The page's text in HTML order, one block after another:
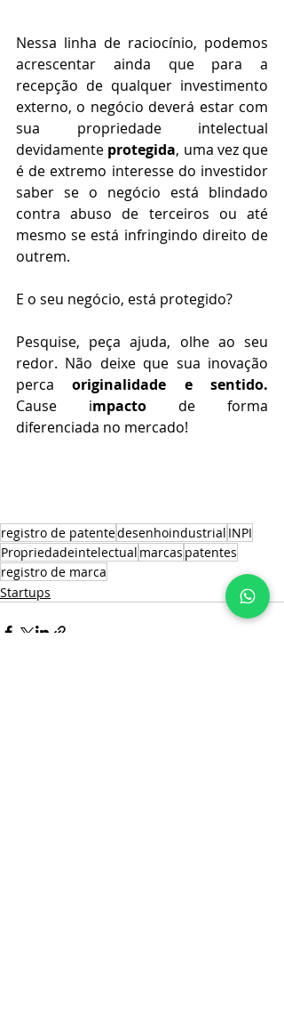
Nessa linha de raciocínio, podemos
acrescentar ainda que para a
recepção de qualquer investimento
externo, o negócio deverá estar com
sua propriedade intelectual
devidamente protegida, uma vez que
é de extremo interesse do investidor
saber se o negócio está blindado
contra abuso de terceiros ou até
mesmo se está infringindo direito de
outrem.⠀⠀
E o seu negócio, está protegido?⠀
Pesquise, peça ajuda, olhe ao seu
redor. Não deixe que sua inovação
perca originalidade e sentido.
Cause impacto de forma
diferenciada no mercado!⠀⠀
registro de patentedesenhoindustrial INPI
Propriedadeintelectual marcas patentes
registro de marca
Startups